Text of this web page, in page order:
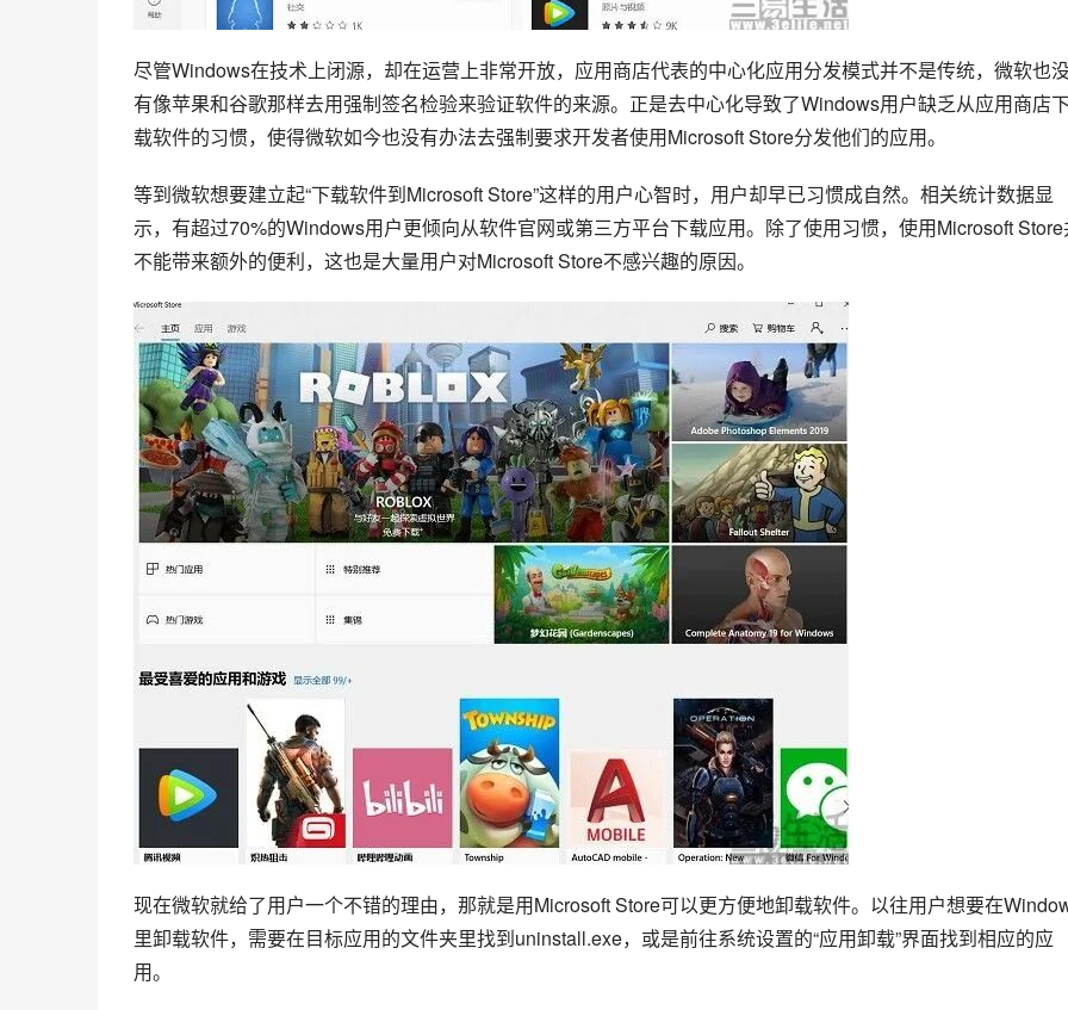
尽管Windows在技术上闭源，却在运营上非常开放，应用商店代表的中心化应用分发模式并不是传统，微软也
有像苹果和谷歌那样去用强制签名检验来验证软件的来源。正是去中心化导致了Windows用户缺乏从应用商店
载软件的习惯，使得微软如今也没有办法去强制要求开发者使用Microsoft Store分发他们的应用。
等到微软想要建立起“下载软件到Microsoft Store”这样的用户心智时，用户却早已习惯成自然。相关统计数据显
示，有超过70%的Windows用户更倾向从软件官网或第三方平台下载应用。除了使用习惯，使用Microsoft
不能带来额外的便利，这也是大量用户对Microsoft Store不感兴趣的原因。
现在微软就给了用户一个不错的理由，那就是用Microsoft Store可以更方便地卸载软件。以往用户想要在
里卸载软件，需要在目标应用的文件夹里找到uninstall.exe，或是前往系统设置的“应用卸载”界面找到相应的应
用。